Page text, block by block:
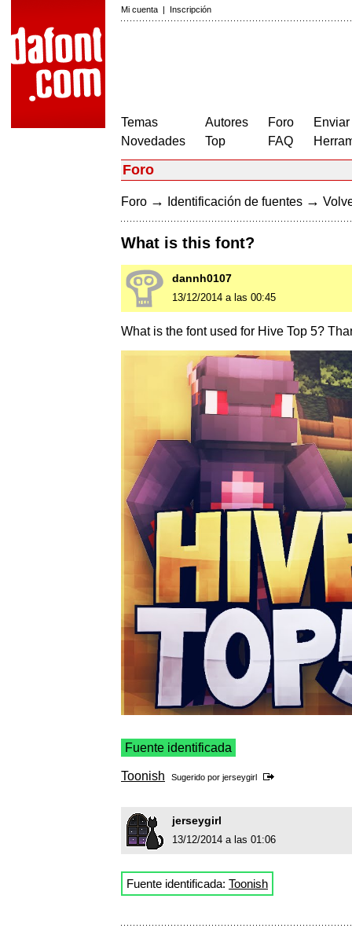
Mi cuenta | Inscripción
Temas
Novedades
Autores
Top
Foro
FAQ
Foro
Foro → Identificación de fuentes →
What is this font?
dannh0107
13/12/2014 a las 00:45
What is the font used for Hive Top 5?
Fuente identificada
Toonish Sugerido por jerseygirl
jerseygirl
13/12/2014 a las 01:06
Fuente identificada: Toonish